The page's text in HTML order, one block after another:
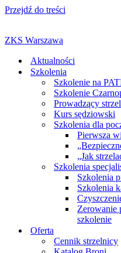
Przejdź do treści
ZKS Warszawa
Aktualności
Szkolenia
Szkolenie na
Szkolenie
Prowadzący
Kurs sędziowski
Szkolenia dla
Pierwsza
„Jak
Szkolenia
Szkolenia
Szkolenia
Zerowanie
szkolenie
Oferta
Cennik strzelnicy